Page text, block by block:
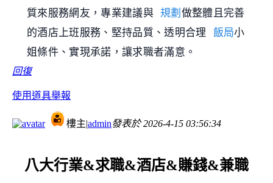
質來服務網友，專業建議與 規劃 做整體且完善
的酒店上班服務、堅持品質、透明合理
飯局小
姐條件、實現承諾，讓求職者滿意。
回復
使用道具舉報
樓主|admin發表於2026-4-15 03:56:34
八大行業&求職&酒店&賺錢&兼職